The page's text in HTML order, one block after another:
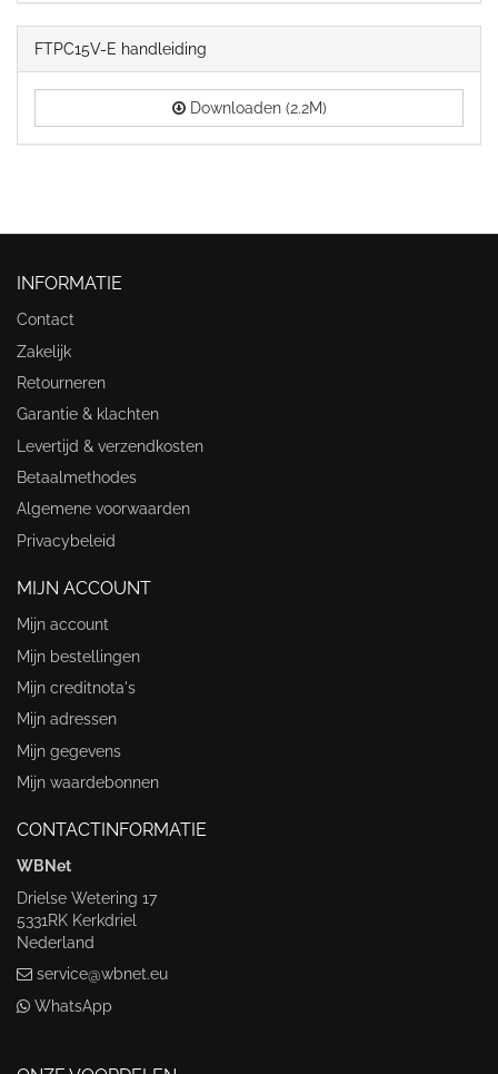
FTPC15V-E handleiding
Downloaden (2.2M)
INFORMATIE
Contact
Zakelijk
Retourneren
Garantie & klachten
Levertijd & verzendkosten
Betaalmethodes
Algemene voorwaarden
Privacybeleid
MIJN ACCOUNT
Mijn account
Mijn bestellingen
Mijn creditnota's
Mijn adressen
Mijn gegevens
Mijn waardebonnen
CONTACTINFORMATIE
WBNet
Drielse Wetering 17
5331RK Kerkdriel
Nederland
service@wbnet.eu
WhatsApp